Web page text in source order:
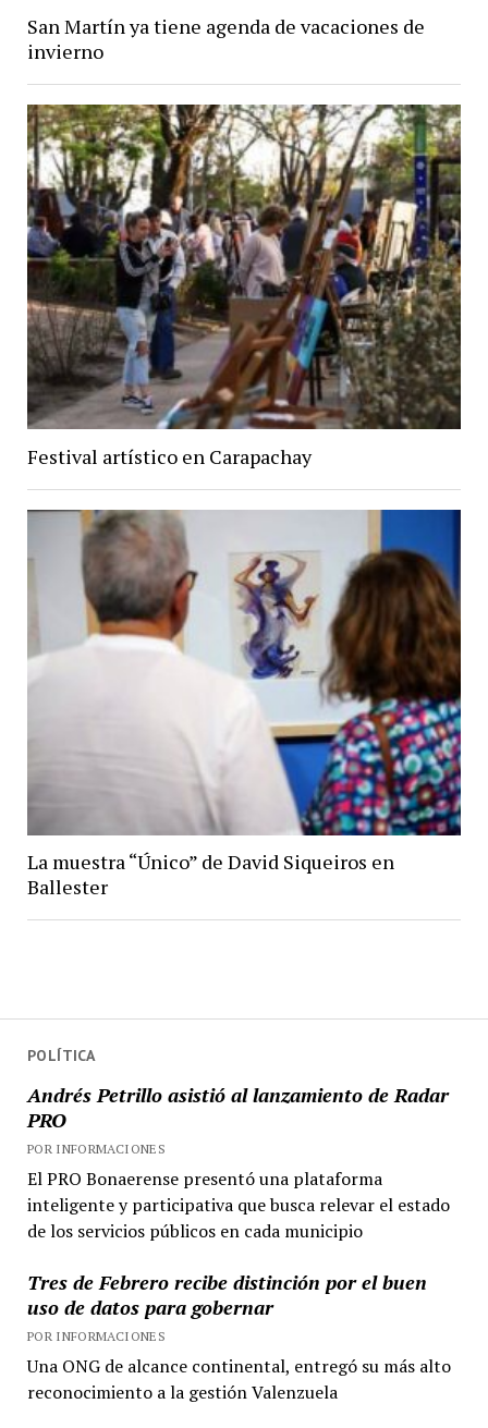
POLÍTICA
Andrés Petrillo asistió al lanzamiento de Radar
PRO
POR INFORMACIONES
El PRO Bonaerense presentó una plataforma
inteligente y participativa que busca relevar el estado
de los servicios públicos en cada municipio
Tres de Febrero recibe distinción por el buen
uso de datos para gobernar
POR INFORMACIONES
Una ONG de alcance continental, entregó su más alto
reconocimiento a la gestión Valenzuela
San Martín ya tiene agenda de vacaciones de
invierno
Festival artístico en Carapachay
La muestra “Único” de David Siqueiros en
Ballester